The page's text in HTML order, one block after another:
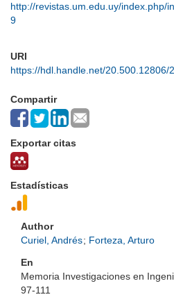
http://revistas.um.edu.uy/index.php/
9
URI
https://hdl.handle.net/20.500.12806/
Compartir
Exportar citas
Estadísticas
Author
Curiel, Andrés; Forteza, Arturo
En
Memoria Investigaciones en
97-111